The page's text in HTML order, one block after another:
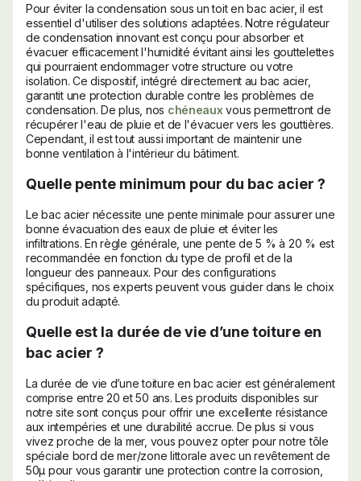
Pour éviter la condensation sous un toit en bac acier, il est
essentiel d'utiliser des solutions adaptées. Notre régulateur
de condensation innovant est conçu pour absorber et
évacuer efficacement l'humidité évitant ainsi les gouttelettes
qui pourraient endommager votre structure ou votre
isolation. Ce dispositif, intégré directement au bac acier,
garantit une protection durable contre les problèmes de
condensation. De plus, nos chéneaux vous permettront de
récupérer l'eau de pluie et de l'évacuer vers les gouttières.
Cependant, il est tout aussi important de maintenir une
bonne ventilation à l'intérieur du bâtiment.
Quelle pente minimum pour du bac acier ?
Le bac acier nécessite une pente minimale pour assurer une
bonne évacuation des eaux de pluie et éviter les
infiltrations. En règle générale, une pente de 5 % à 20 % est
recommandée en fonction du type de profil et de la
longueur des panneaux. Pour des configurations
spécifiques, nos experts peuvent vous guider dans le choix
du produit adapté.
Quelle est la durée de vie d’une toiture en
bac acier ?
La durée de vie d’une toiture en bac acier est généralement
comprise entre 20 et 50 ans. Les produits disponibles sur
notre site sont conçus pour offrir une excellente résistance
aux intempéries et une durabilité accrue. De plus si vous
vivez proche de la mer, vous pouvez opter pour notre tôle
spéciale bord de mer/zone littorale avec un revêtement de
50μ pour vous garantir une protection contre la corrosion,